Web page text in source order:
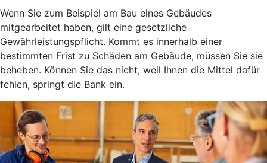
Wenn Sie zum Beispiel am Bau eines Gebäudes
mitgearbeitet haben, gilt eine gesetzliche
Gewährleistungspflicht. Kommt es innerhalb einer
bestimmten Frist zu Schäden am Gebäude, müssen Sie sie
beheben. Können Sie das nicht, weil Ihnen die Mittel dafür
fehlen, springt die Bank ein.